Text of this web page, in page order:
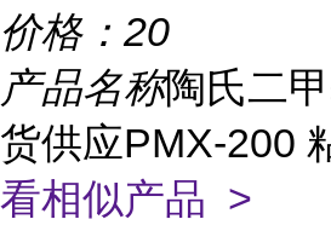
价格： 20
产品名称陶氏二
货供应PMX-200
看相似产品 >